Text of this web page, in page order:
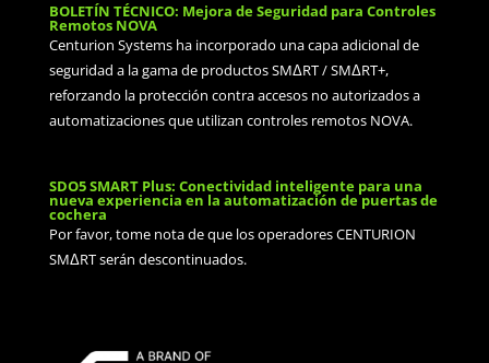
BOLETÍN TÉCNICO: Mejora de Seguridad para Controles
Remotos NOVA
Centurion Systems ha incorporado una capa adicional de
seguridad a la gama de productos SMΔRT / SMΔRT+,
reforzando la protección contra accesos no autorizados a
automatizaciones que utilizan controles remotos NOVA.
SDO5 SMART Plus: Conectividad inteligente para una
nueva experiencia en la automatización de puertas de
cochera
Por favor, tome nota de que los operadores CENTURION
SMΔRT serán descontinuados.